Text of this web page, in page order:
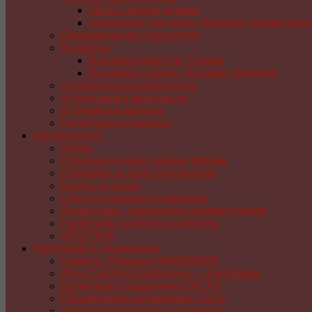
Мыло своими руками
Handmade для дома. Поделки своими
Декорирование предметов
Вышивка
Вышивка крестом. Схемы
Вышивка гладью, лентами, бисером
из природных материалов
из бросового материала
из бумаги и картона
Handmade из бисера
Мастер-класс
Лепка
Игрушки и куклы своими руками
Плетение из газет и журналов
Цветы из ткани
Цветы и поделки из капрона
Аксессуары, украшения своими руками
Handmade из фетра и войлока
ДЕКУПАЖ
Handmade к праздникам
8 марта. Подарки HANDMADE
День Святого Валентина — handmade
Handmade к празднику ПАСХA
Праздничная сервировка стола